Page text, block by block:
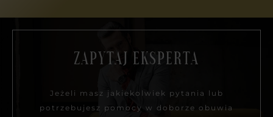
ZAPYTAJ EKSPERTA
Jeżeli masz jakiekolwiek pytania lub
potrzebujesz pomocy w doborze obuwia